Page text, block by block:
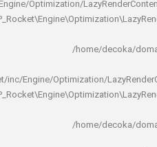
rocket/inc/Engine/Optimization/
/home/
rocket/inc/Engine/Optimization/
/home/